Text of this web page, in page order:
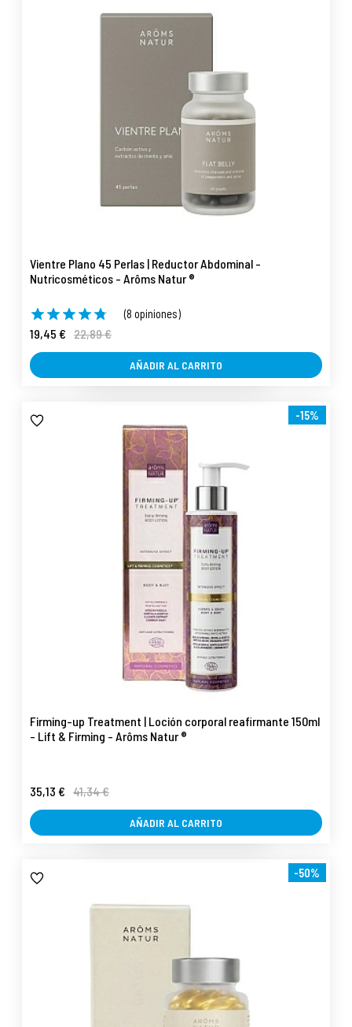
Vientre Plano 45 Perlas | Reductor Abdominal -
Nutricosméticos - Arôms Natur ®
(8 opiniones)
19,45 € 22,89 €
AÑADIR AL CARRITO
-15%
Firming-up Treatment | Loción corporal reafirmante 150ml
- Lift & Firming - Arôms Natur ®
35,13 € 41,34 €
AÑADIR AL CARRITO
-50%